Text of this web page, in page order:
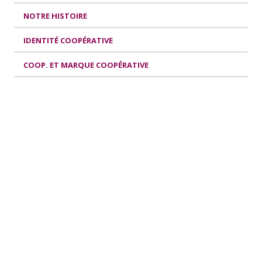
NOTRE HISTOIRE
IDENTITÉ COOPÉRATIVE
COOP. ET MARQUE COOPÉRATIVE